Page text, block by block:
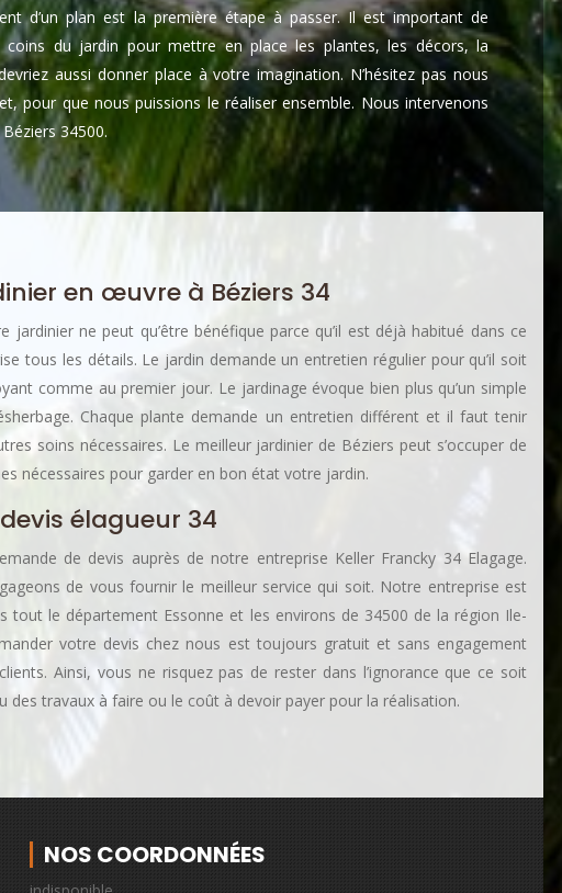
d’un plan est la première étape à passer. Il est important de
coins du jardin pour mettre en place les plantes, les décors, la
aussi donner place à votre imagination. N’hésitez pas nous
pour que nous puissions le réaliser ensemble. Nous intervenons
34500.
en œuvre à Béziers 34
jardinier ne peut qu’être bénéfique parce qu’il est déjà habitué dans ce
tous les détails. Le jardin demande un entretien régulier pour qu’il soit
comme au premier jour. Le jardinage évoque bien plus qu’un simple
Chaque plante demande un entretien différent et il faut tenir
soins nécessaires. Le meilleur jardinier de Béziers peut s’occuper de
nécessaires pour garder en bon état votre jardin.
élagueur 34
de devis auprès de notre entreprise Keller Francky 34 Elagage.
de vous fournir le meilleur service qui soit. Notre entreprise est
tout le département Essonne et les environs de 34500 de la région Ile-
votre devis chez nous est toujours gratuit et sans engagement
Ainsi, vous ne risquez pas de rester dans l’ignorance que ce soit
des travaux à faire ou le coût à devoir payer pour la réalisation.
NOS COORDONNÉES